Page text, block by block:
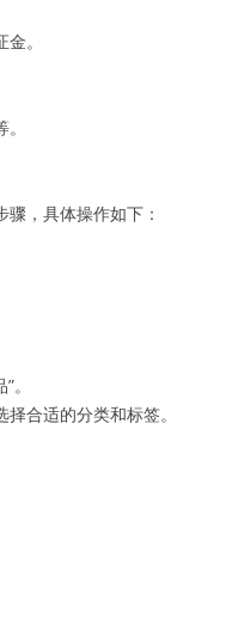
。
，具体操作如下：
。
合适的分类和标签。